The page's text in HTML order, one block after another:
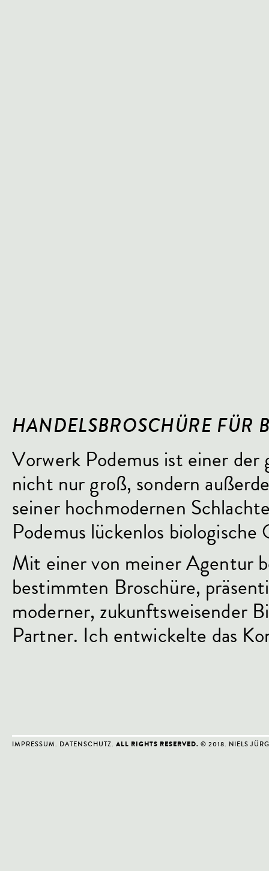
HANDELSBROSCHÜRE FÜR
Vorwerk Podemus ist einer
nicht nur groß, sondern
seiner hochmodernen
Podemus lückenlos
Mit einer von meiner Agentur
bestimmten Broschüre,
moderner, zukunftsweisender
Partner. Ich entwickelte das
IMPRESSUM. DATENSCHUTZ. ALL RIGHTS RESERVED. © 2018. NIELS